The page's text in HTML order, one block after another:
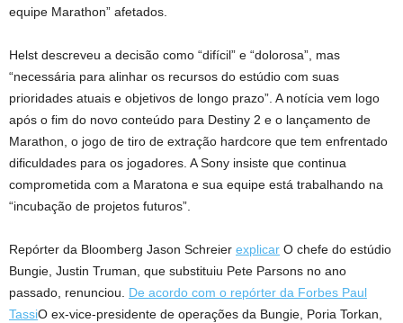
equipe Marathon” afetados.
Helst descreveu a decisão como “difícil” e “dolorosa”, mas
“necessária para alinhar os recursos do estúdio com suas
prioridades atuais e objetivos de longo prazo”. A notícia vem logo
após o fim do novo conteúdo para Destiny 2 e o lançamento de
Marathon, o jogo de tiro de extração hardcore que tem enfrentado
dificuldades para os jogadores. A Sony insiste que continua
comprometida com a Maratona e sua equipe está trabalhando na
“incubação de projetos futuros”.
Repórter da Bloomberg Jason Schreier explicar O chefe do estúdio
Bungie, Justin Truman, que substituiu Pete Parsons no ano
passado, renunciou. De acordo com o repórter da Forbes Paul
TassiO ex-vice-presidente de operações da Bungie, Poria Torkan,